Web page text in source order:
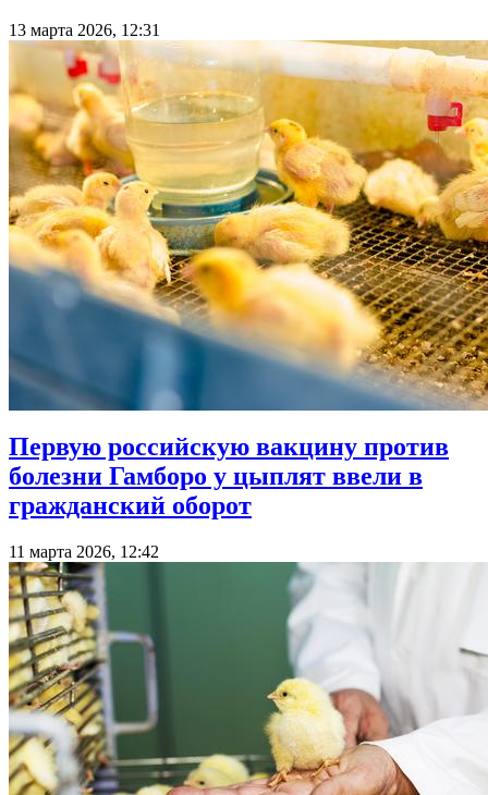
13 марта 2026, 12:31
Первую российскую вакцину против
болезни Гамборо у цыплят ввели в
гражданский оборот
11 марта 2026, 12:42